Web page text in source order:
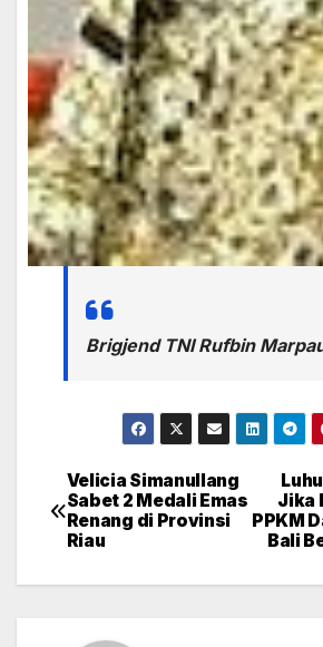
Brigjend TNI Rufbin
Post
navigation
Jika
PPKM
Bali
Velicia Simanullang
Sabet 2 Medali Emas
Renang di Provinsi
Riau